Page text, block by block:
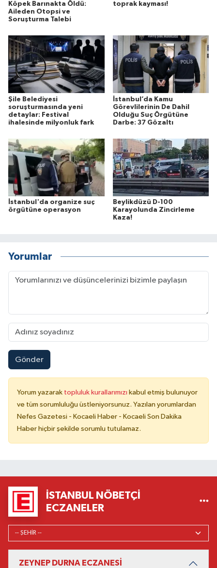
Köpek Barınakta Öldü:
Aileden Otopsi ve
Soruşturma Talebi
toprak kayması!
Şile Belediyesi
soruşturmasında yeni
detaylar: Festival
ihalesinde milyonluk fark
İstanbul’da Kamu
Görevlilerinin De Dahil
Olduğu Suç Örgütüne
Darbe: 37 Gözaltı
İstanbul'da organize suç
örgütüne operasyon
Beylikdüzü D-100
Karayolunda Zincirleme
Kaza!
Yorumlar
Gönder
Yorum yazarak topluluk kurallarımızı kabul etmiş bulunuyor
ve tüm sorumluluğu üstleniyorsunuz. Yazılan yorumlardan
Nefes Gazetesi - Kocaeli Haber - Kocaeli Son Dakika
Haber hiçbir şekilde sorumlu tutulamaz.
İSTANBUL NÖBETÇI
ECZANELER
ZEYNEP DURNA ECZANESİ